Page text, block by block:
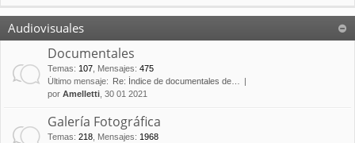
Audiovisuales
Documentales
Temas: 107 Mensajes: 475
Último mensaje:
Re: Índice de documentales de…
por Amelletti , 30 01 2021
Galería Fotográfica
Temas: 218 Mensajes: 1968